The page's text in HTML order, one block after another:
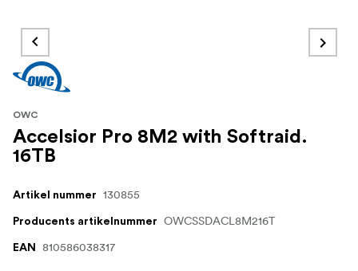
OWC
Accelsior Pro 8M2 with Softraid.
16TB
Artikel nummer 130855
Producents artikelnummer OWCSSDACL8M216T
EAN 810586038317